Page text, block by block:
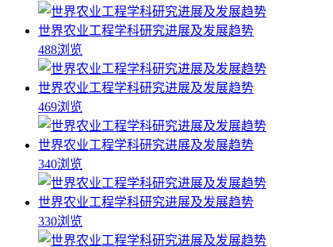
世界农业工程学科研究进展及发展趋势
488浏览
世界农业工程学科研究进展及发展趋势
469浏览
世界农业工程学科研究进展及发展趋势
340浏览
世界农业工程学科研究进展及发展趋势
330浏览